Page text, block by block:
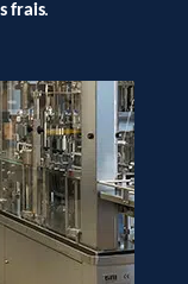
frais.